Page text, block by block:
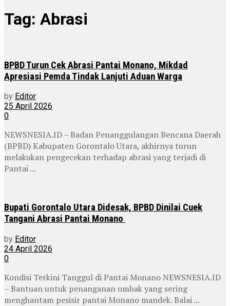
Tag: Abrasi
BPBD Turun Cek Abrasi Pantai Monano, Mikdad
Apresiasi Pemda Tindak Lanjuti Aduan Warga
by Editor
25 April 2026
0
NEWSNESIA.ID – Badan Penanggulangan Bencana Daerah
(BPBD) Kabupaten Gorontalo Utara, akhirnya turun
melakukan pengecekan terhadap abrasi yang terjadi di
Pantai ...
Bupati Gorontalo Utara Didesak, BPBD Dinilai Cuek
Tangani Abrasi Pantai Monano
by Editor
24 April 2026
0
Kondisi Terkini Tanggul di Pantai Monano NEWSNESIA.ID
– Bantuan untuk penanganan ombak yang sering
menghantam pesisir pantai Monano mandek. Balai ...